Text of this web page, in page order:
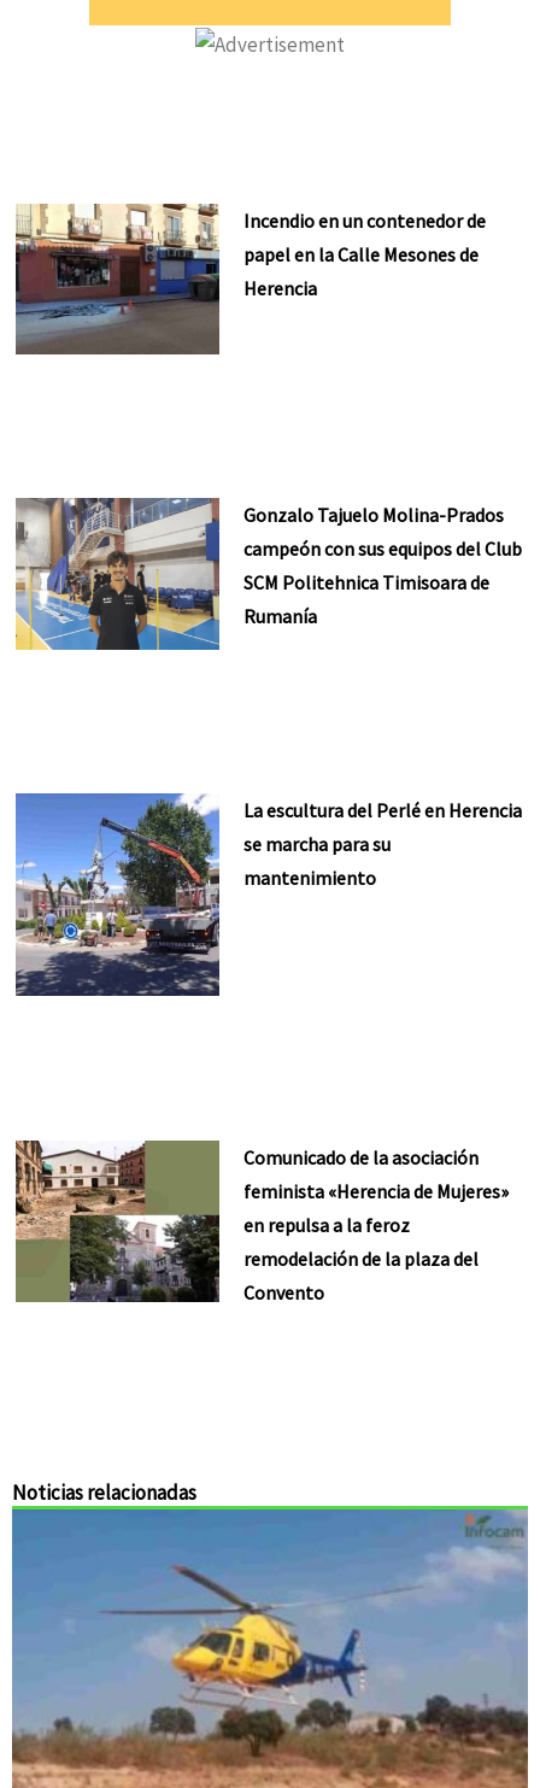
Incendio en un contenedor de
papel en la Calle Mesones de
Herencia
Gonzalo Tajuelo Molina-Prados
campeón con sus equipos del Club
SCM Politehnica Timisoara de
Rumanía
La escultura del Perlé en Herencia
se marcha para su
mantenimiento
Comunicado de la asociación
feminista «Herencia de Mujeres»
en repulsa a la feroz
remodelación de la plaza del
Convento
Noticias relacionadas